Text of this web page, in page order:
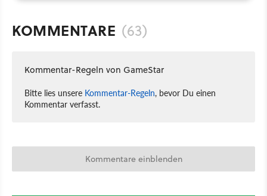
KOMMENTARE (63)
Kommentar-Regeln von GameStar
Bitte lies unsere Kommentar-Regeln, bevor Du einen
Kommentar verfasst.
Kommentare einblenden